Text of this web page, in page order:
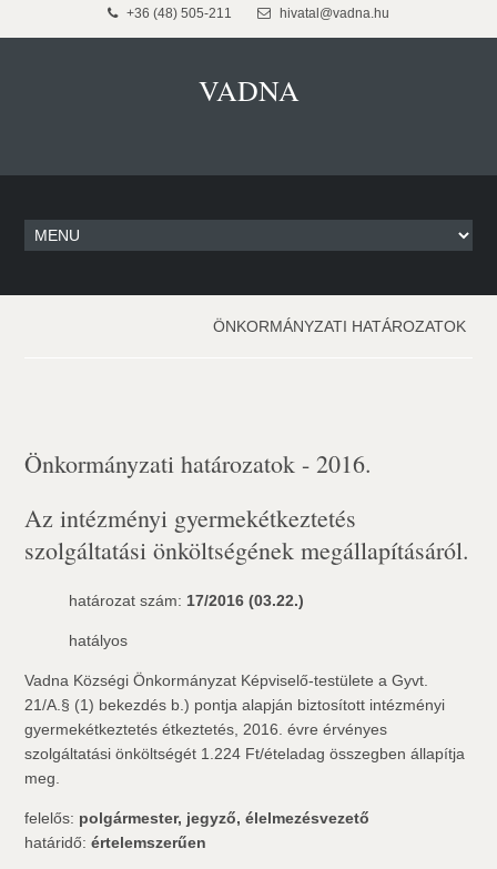
+36 (48) 505-211 hivatal@vadna.hu
VADNA
ÖNKORMÁNYZATI HATÁROZATOK
Önkormányzati határozatok - 2016.
Az intézményi gyermekétkeztetés
szolgáltatási önköltségének megállapításáról.
határozat szám: 17/2016 (03.22.)
hatályos
Vadna Községi Önkormányzat Képviselő-testülete a Gyvt.
21/A.§ (1) bekezdés b.) pontja alapján biztosított intézményi
gyermekétkeztetés étkeztetés, 2016. évre érvényes
szolgáltatási önköltségét 1.224 Ft/ételadag összegben állapítja
meg.
felelős: polgármester, jegyző, élelmezésvezető
határidő:értelemszerűen